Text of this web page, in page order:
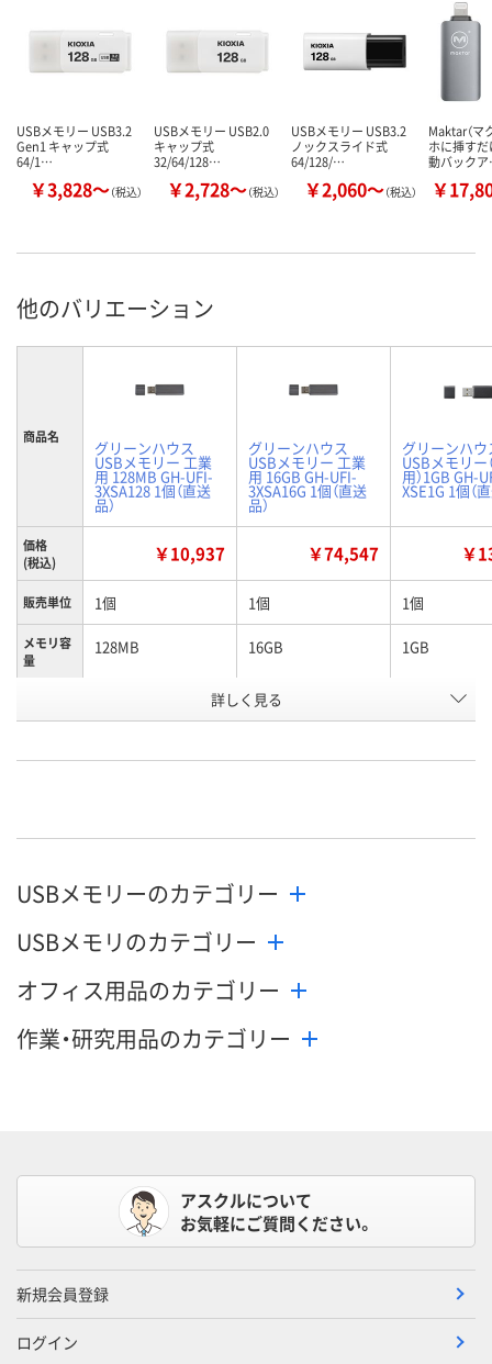
USBメモリー USB3.2
Gen1 キャップ式
64/1…
￥3,828～（税込）
USBメモリー USB2.0
キャップ式
32/64/128…
￥2,728～（税込）
USBメモリー USB3.2
ノックスライド式
64/128/…
￥2,060～（税込）
Maktar（マ
ホに挿す
動バック
￥
他のバリエーション
商品名
グリーンハウス
USBメモリー 工業
用 128MB GH-UFI-
3XSA128 1個（直送
品）
グリーンハウス
USBメモリー 工業
用 16GB GH-UFI-
3XSA16G 1個（直送
品）
グリーンハウ
USBメモリー
用）1GB GH-
XSE1G 1個（
価格
(税込)
￥10,937 ￥74,547 ￥
販売単位 1個 1個 1個
メモリ容
量
128MB 16GB 1GB
幅62.1×奥行17.6×
高さ8.4mm
幅62.1×奥行17.6×
高さ8.4mm
幅47.2×奥
高さ7.8mm
お申込番
メーカー都合により
メーカー都合により
詳しく見る
USBメモリーのカテゴリー
USBメモリのカテゴリー
オフィス用品のカテゴリー
作業・研究用品のカテゴリー
アスクルについて
お気軽にご質問ください。
新規会員登録
ログイン